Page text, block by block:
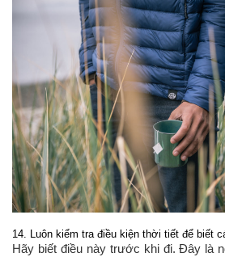
14. Luôn kiểm tra điều kiện thời tiết để biết
Hãy biết điều này trước khi đi. Đây là